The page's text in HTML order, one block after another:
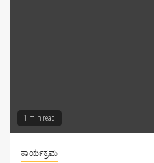
1 min read
ಕಾರ್ಯಕ್ರಮ